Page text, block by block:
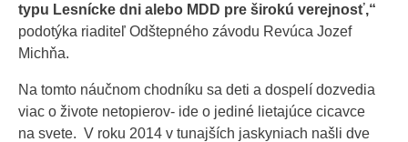
typu Lesnícke dni alebo MDD pre širokú verejnosť,“
podotýka riaditeľ Odštepného závodu Revúca Jozef
Michňa.
Na tomto náučnom chodníku sa deti a dospelí dozvedia
viac o živote netopierov- ide o jediné lietajúce cicavce
na svete. V roku 2014 v tunajších jaskyniach našli dve